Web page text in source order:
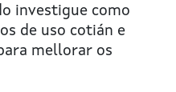
investigue como
de uso cotián e
mellorar os